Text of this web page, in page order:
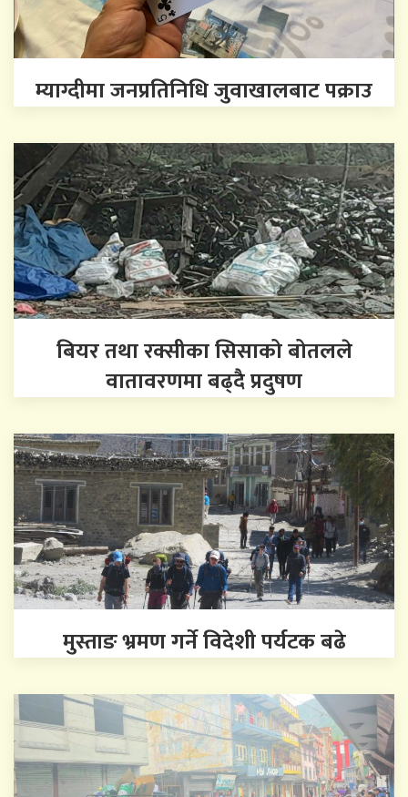
म्याग्दीमा जनप्रतिनिधि जुवाखालबाट पक्राउ
बियर तथा रक्सीका सिसाको बोतलले
वातावरणमा बढ्दै प्रदुषण
मुस्ताङ भ्रमण गर्ने विदेशी पर्यटक बढे